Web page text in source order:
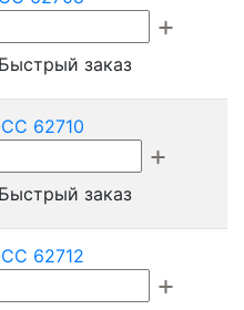
Быстрый заказ
62710
Быстрый заказ
62712